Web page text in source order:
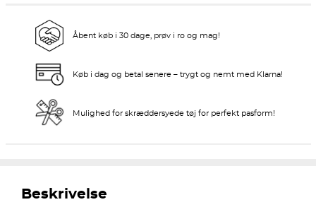
Åbent køb i 30 dage, prøv i ro og mag!
Køb i dag og betal senere – trygt og nemt med Klarna!
Mulighed for skræddersyede tøj for perfekt pasform!
Beskrivelse